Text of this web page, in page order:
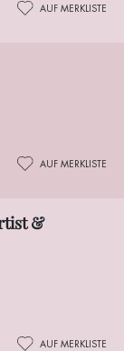
AUF MERKLISTE
AUF MERKLISTE
&
AUF MERKLISTE